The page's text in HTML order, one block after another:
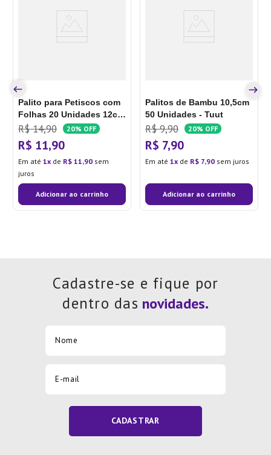
Palito para Petiscos com
Folhas 20 Unidades 12cm
- Silver Plástic
R$ 14,90 20% OFF
R$ 11,90
Em até 1 de R$ 11,90 sem
juros
Adicionar ao carrinho
Palitos de Bambu 10,5cm
50 Unidades - Tuut
R$ 9,90 20% OFF
R$ 7,90
Em até 1 de R$ 7,90 sem juros
Adicionar ao carrinho
Cadastre-se e fique por
dentro das
CADASTRAR